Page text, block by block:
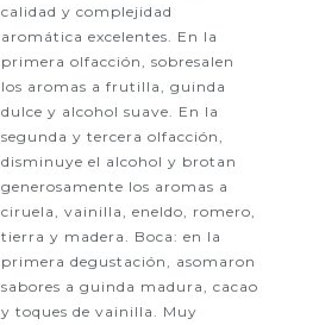
calidad y complejidad
aromática excelentes. En la
primera olfacción, sobresalen
los aromas a frutilla, guinda
dulce y alcohol suave. En la
segunda y tercera olfacción,
disminuye el alcohol y brotan
generosamente los aromas a
ciruela, vainilla, eneldo, romero,
tierra y madera. Boca: en la
primera degustación, asomaron
sabores a guinda madura, cacao
y toques de vainilla. Muy